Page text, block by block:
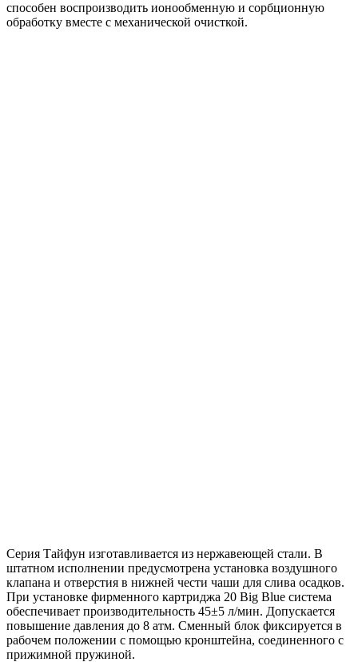
способен воспроизводить ионообменную и сорбционную
обработку вместе с механической очисткой.
Серия Тайфун изготавливается из нержавеющей стали. В
штатном исполнении предусмотрена установка воздушного
клапана и отверстия в нижней чести чаши для слива осадков.
При установке фирменного картриджа 20 Big Blue система
обеспечивает производительность 45±5 л/мин. Допускается
повышение давления до 8 атм. Сменный блок фиксируется в
рабочем положении с помощью кронштейна, соединенного с
прижимной пружиной.